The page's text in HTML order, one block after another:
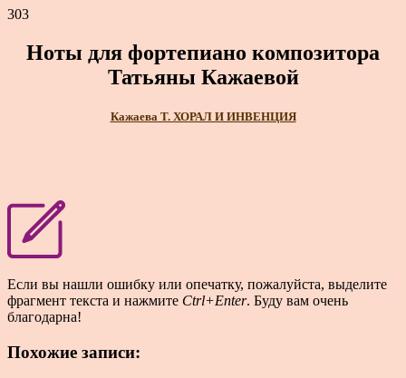
303
Ноты для фортепиано композитора
Татьяны Кажаевой
Кажаева Т. ХОРАЛ И ИНВЕНЦИЯ
Если вы нашли ошибку или опечатку, пожалуйста, выделите
фрагмент текста и нажмите Ctrl+Enter. Буду вам очень
благодарна!
Похожие записи: